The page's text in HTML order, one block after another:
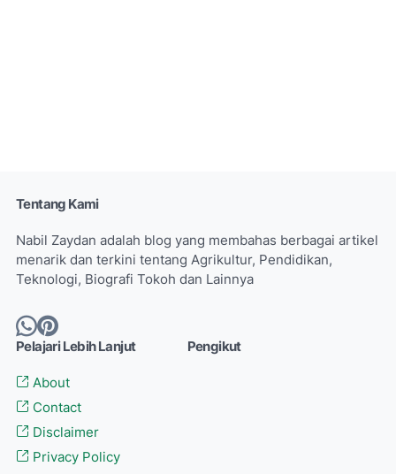
Tentang Kami
Nabil Zaydan adalah blog yang membahas berbagai artikel
menarik dan terkini tentang Agrikultur, Pendidikan,
Teknologi, Biografi Tokoh dan Lainnya
Pelajari Lebih Lanjut
About
Contact
Disclaimer
Privacy Policy
Pengikut